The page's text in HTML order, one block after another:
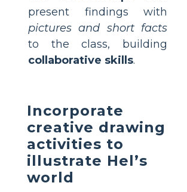
present findings with
pictures and short facts
to the class, building
collaborative skills.
Incorporate
creative drawing
activities to
illustrate Hel’s
world